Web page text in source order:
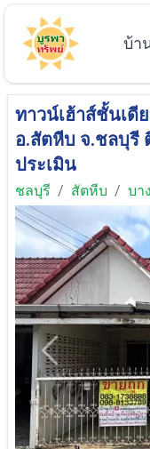
บ้า
ทาวน์เฮ้าส์ชั้นเดี
อ.สัตหีบ จ.ชลบุรี
ประเมิน
ชลบุรี / สัตหีบ / บา
Previous